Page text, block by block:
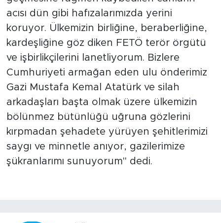
acısı dün gibi hafızalarımızda yerini
koruyor. Ülkemizin birliğine, beraberliğine,
kardeşliğine göz diken FETÖ terör örgütü
ve işbirlikçilerini lanetliyorum. Bizlere
Cumhuriyeti armağan eden ulu önderimiz
Gazi Mustafa Kemal Atatürk ve silah
arkadaşları başta olmak üzere ülkemizin
bölünmez bütünlüğü uğruna gözlerini
kırpmadan şehadete yürüyen şehitlerimizi
saygı ve minnetle anıyor, gazilerimize
şükranlarımı sunuyorum" dedi.